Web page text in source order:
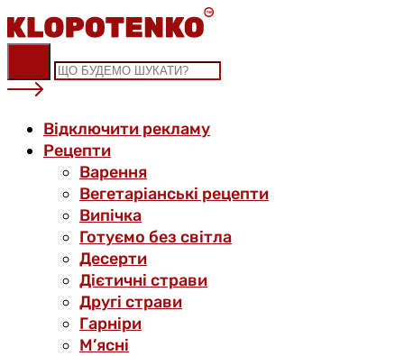
Skip
to
content
Відключити рекламу
Рецепти
Варення
Вегетаріанські рецепти
Випічка
Готуємо без світла
Десерти
Дієтичні страви
Другі страви
Гарніри
М’ясні